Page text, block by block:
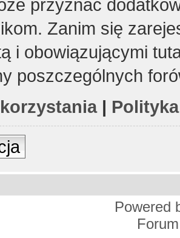
przyznać
Zanim się
i obowiązującymi
poszczególnych
|
Powered